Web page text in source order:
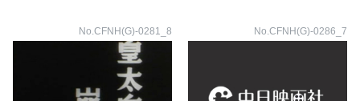
No.CFNH(G)-0281_8 No.CFNH(G)-0286_7